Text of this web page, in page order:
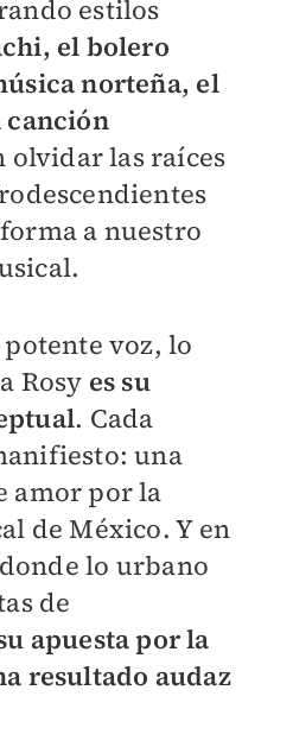
estilos
el bolero
norteña, el
canción
olvidar las raíces
a nuestro
voz, lo
Rosy es su
. Cada
una
amor por la
de México. Y en
lo urbano
de
apuesta por la
resultado audaz